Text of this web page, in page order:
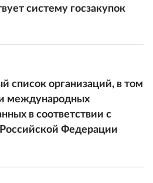
систему госзакупок
список организаций, в том
международных
в соответствии с
Федерации